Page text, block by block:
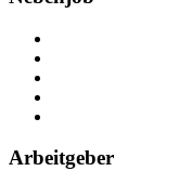
Arbeitgeber